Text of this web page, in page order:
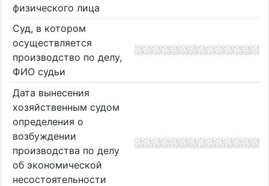
физического лица
Суд, в котором
осуществляется
производство по делу,
ФИО судьи
Дата вынесения
хозяйственным судом
определения о
возбуждении
производства по делу
об экономической
несостоятельности